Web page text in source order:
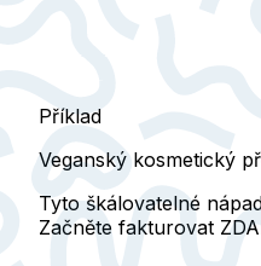
Příklad
Veganský kosmetický
Tyto škálovatelné
Začněte fakturovat